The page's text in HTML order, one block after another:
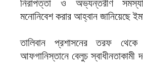
নিরাপত্তা ও অভ্যন্তরীণ
মনোনিবেশ করার আহ্বান জানিয়েছে
তালিবান প্রশাসনের তরফ
আফগানিস্তানে বেলুচ